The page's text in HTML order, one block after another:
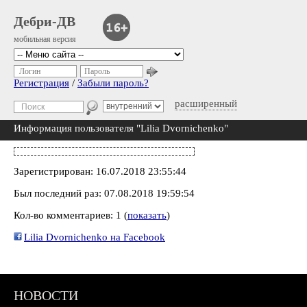
Дебри-ДВ
мобильная версия
расширенный
Логин Пароль
Регистрация / Забыли пароль?
Информация пользователя "Lilia Dvornichenko"
Зарегистрирован: 16.07.2018 23:55:44
Был последний раз: 07.08.2018 19:59:54
Кол-во комментариев: 1 (показать)
Lilia Dvornichenko на Facebook
НОВОСТИ